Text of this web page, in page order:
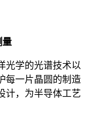
量
光学的光谱技术以
每一片晶圆的制造
计，为半导体工艺